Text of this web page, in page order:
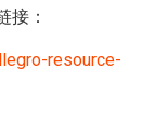
接：
resource-